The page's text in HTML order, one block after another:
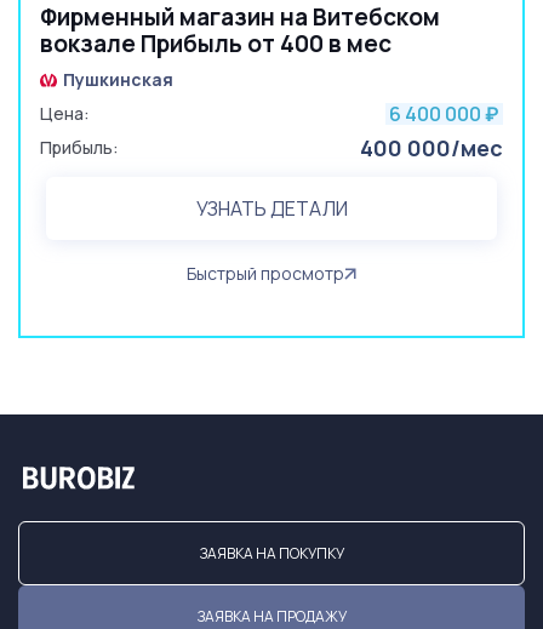
Фирменный магазин на Витебском
вокзале Прибыль от 400 в мес
Пушкинская
Цена:
6 400 000 ₽
Прибыль: 400 000/мес
УЗНАТЬ ДЕТАЛИ
Быстрый просмотр
ЗАЯВКА НА ПОКУПКУ
ЗАЯВКА НА ПРОДАЖУ